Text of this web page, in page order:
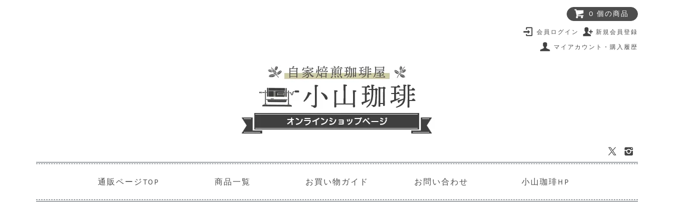
0 個の商品
新規会員登録
会員ログイン
マイアカウント・購入履歴
通販ページTOP 商品一覧 お買い物ガイド お問い合わせ 小山珈琲HP